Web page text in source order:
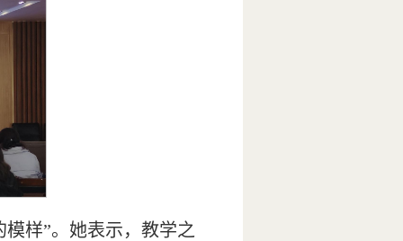
样”。她表示，教学之